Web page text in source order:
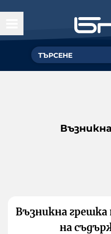
Възникна
на